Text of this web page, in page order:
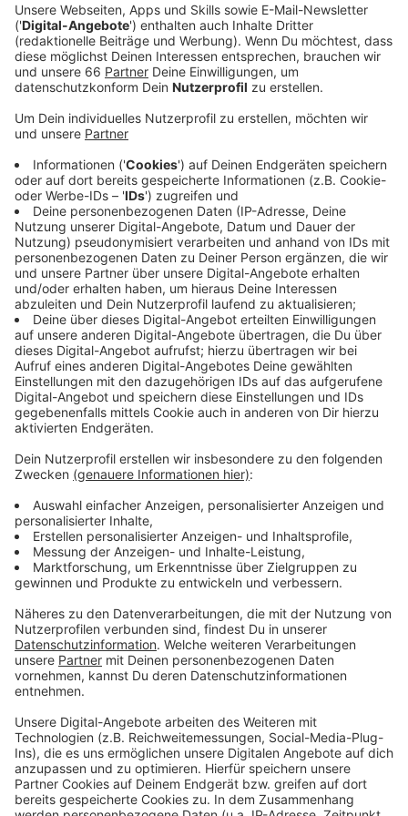
und an den Feiertagen bleiben die Filialen
geschlossen.
Veröffentlicht:Montag, 21.12.2020 05:08
Anzeige
Ähnlich sieht es auch beim Fundbüro der Rheinbahn
aus. Wer etwas verloren hat, kann sich noch bis
nächsten Mittwoch oder nach den
Weihnachtsfeiertagen dort melden. Allerdings nur
telefonisch oder per Mail. Abholen können wir unsere
Fundsachen dann mit Termin. Allerdings nur, wenn es
wichtige Gegenstände wie das Portemonnaie oder
Medikamente sind. Weniger wichtige Sachen dürfen
wir erst im neuen Jahr, ab dem 4. Januar wieder
abholen.
Anzeige
Weitere Infos
Anzeige
Hier informiert die Rheinbahn zu den
Öffnungszeiten rund um die Feiertage
Düsseldorf Corona-Schutzverordnung
konkretisiert
Das sind die neuen Lockdown-Regeln des Landes
Düsseldorf erwartet sehr ruhiges Silvester
Anzeige